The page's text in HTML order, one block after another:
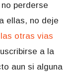
perderse
ellas, no deje
otras vias
a la
aun si alguna